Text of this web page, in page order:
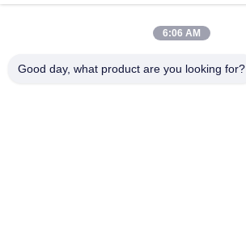
6:06 AM
Good day, what product are you looking for?